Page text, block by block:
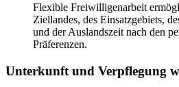
Flexible Freiwilligenarbeit
Ziellandes, des Einsatzgebiets,
und der Auslandszeit nach den
Präferenzen.
Unterkunft und Verpflegung